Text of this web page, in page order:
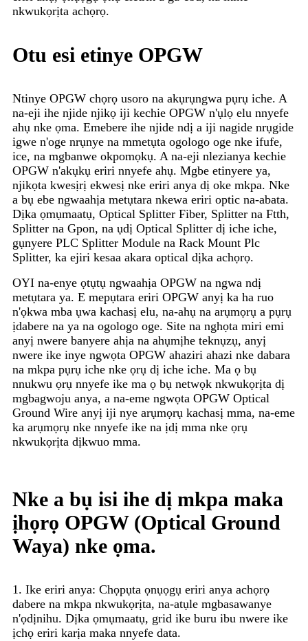
nkwukọrịta achọrọ.
Otu esi etinye OPGW
Ntinye OPGW chọrọ usoro na akụrụngwa pụrụ iche. A
na-eji ihe njide njikọ iji kechie OPGW n'ụlọ elu nnyefe
ahụ nke ọma. Emebere ihe njide ndị a iji nagide nrụgide
igwe n'oge nrụnye na mmetụta ogologo oge nke ifufe,
ice, na mgbanwe okpomọkụ. A na-eji nlezianya kechie
OPGW n'akụkụ eriri nnyefe ahụ. Mgbe etinyere ya,
njikọta kwesịrị ekwesị nke eriri anya dị oke mkpa. Nke
a bụ ebe ngwaahịa metụtara nkewa eriri optic na-abata.
Dịka ọmụmaatụ, Optical Splitter Fiber, Splitter na Ftth,
Splitter na Gpon, na ụdị Optical Splitter dị iche iche,
gụnyere PLC Splitter Module na Rack Mount Plc
Splitter, ka ejiri kesaa akara optical dịka achọrọ.
OYI na-enye ọtụtụ ngwaahịa OPGW na ngwa ndị
metụtara ya. E mepụtara eriri OPGW anyị ka ha ruo
n'ọkwa mba ụwa kachasị elu, na-ahụ na arụmọrụ a pụrụ
ịdabere na ya na ogologo oge. Site na nghọta miri emi
anyị nwere banyere ahịa na ahụmịhe teknụzụ, anyị
nwere ike inye ngwọta OPGW ahaziri ahazi nke dabara
na mkpa pụrụ iche nke ọrụ dị iche iche. Ma ọ bụ
nnukwu ọrụ nnyefe ike ma ọ bụ netwọk nkwukọrịta dị
mgbagwoju anya, a na-eme ngwọta OPGW Optical
Ground Wire anyị iji nye arụmọrụ kachasị mma, na-eme
ka arụmọrụ nke nnyefe ike na ịdị mma nke ọrụ
nkwukọrịta dịkwuo mma.
Nke a bụ isi ihe dị mkpa maka
ịhọrọ OPGW (Optical Ground
Waya) nke ọma.
1. Ike eriri anya: Chọpụta ọnụọgụ eriri anya achọrọ
dabere na mkpa nkwukọrịta, na-atụle mgbasawanye
n'ọdịnihu. Dịka ọmụmaatụ, grid ike buru ibu nwere ike
ịchọ eriri karịa maka nnyefe data.